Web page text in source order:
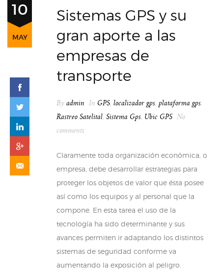
CONTACTO
INICIAR SESIÓN
10
MAY
Sistemas GPS y su
gran aporte a las
empresas de
transporte
By admin In GPS, localizador gps, plataforma gps,
Rastreo Satelital, Sistema Gps, Ubic GPS No
comments
Claramente toda organización económica, o
empresa, debe desarrollar estrategias para
proteger los objetos de valor que ésta posee
así como los equipos y al personal que la
compone. En esta tarea el uso de la
tecnología ha sido determinante y sus
avances permiten ir adaptando los distintos
sistemas de seguridad conforme va
aumentando la exposición al peligro.